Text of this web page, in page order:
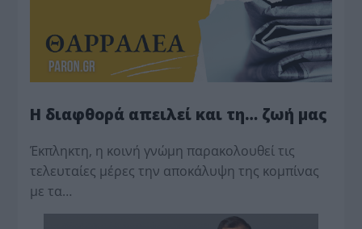
Η διαφθορά απειλεί και τη… ζωή μας
Έκπληκτη, η κοινή γνώμη παρακολουθεί τις
τελευταίες μέρες την αποκάλυψη της κο­μπίνας
με τα…